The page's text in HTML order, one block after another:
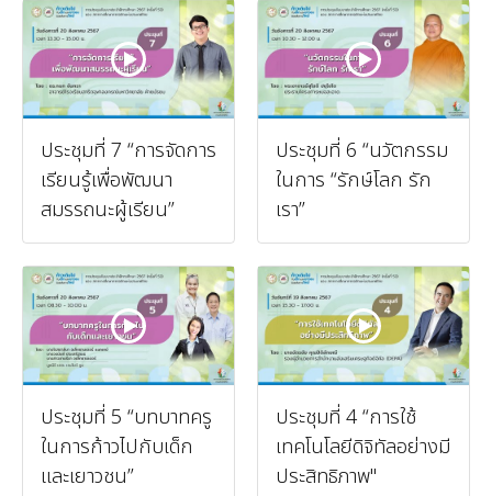
ประชุมที่ 7 “การจัดการ
เรียนรู้เพื่อพัฒนา
สมรรถนะผู้เรียน”
ประชุมที่ 6 “นวัตกรรม
ในการ “รักษ์โลก รัก
เรา”
ประชุมที่ 5 “บทบาทครู
ในการก้าวไปกับเด็ก
และเยาวชน”
ประชุมที่ 4 “การใช้
เทคโนโลยีดิจิทัลอย่างมี
ประสิทธิภาพ"